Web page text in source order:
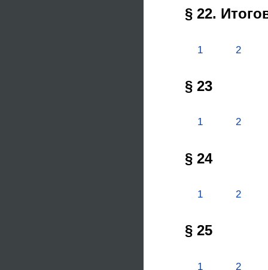
§ 22.
1 2
§ 23
1 2
§ 24
1 2
§ 25
1 2